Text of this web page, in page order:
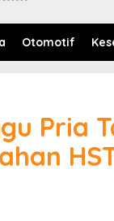
Otomotif
Pria